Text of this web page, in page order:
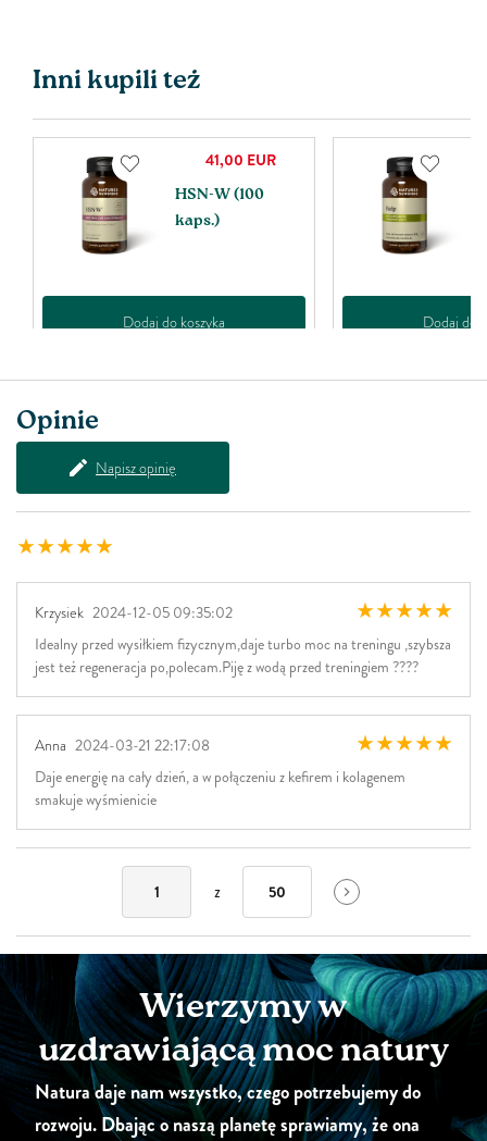
Inni kupili też
19,00EUR
Kelp (100 kaps.)
Dodaj do koszyka Dodaj do
Opinie
Napisz opinię
Krzysiek 2024-12-05 09:35:02
Idealny przed wysiłkiem fizycznym,daje turbo moc na treningu ,szybsza
jest też regeneracja po,polecam.Piję z wodą przed treningiem ????
Anna 2024-03-21 22:17:08
Daje energię na cały dzień, a w połączeniu z kefirem i kolagenem
smakuje wyśmienicie
1 z 50
Wierzymy w
uzdrawiającą moc natury
Natura daje nam wszystko, czego potrzebujemy do
rozwoju. Dbając o naszą planetę sprawiamy, że ona